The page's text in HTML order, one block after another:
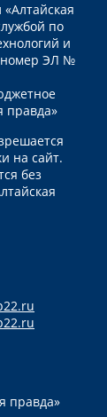
по
и
номер ЭЛ №
правда»
на сайт.
без
правда»